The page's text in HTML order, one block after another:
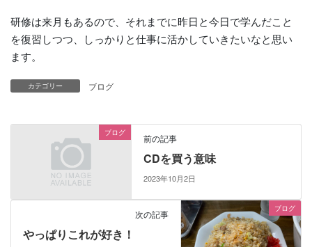
研修は来月もあるので、それまでに昨日と今日で学んだこと
を復習しつつ、しっかりと仕事に活かしていきたいなと思い
ます。
カテゴリー ブログ
ブログ 前の記事
CDを買う意味
2023年10月2日
ブログ
次の記事
やっぱりこれが好き！